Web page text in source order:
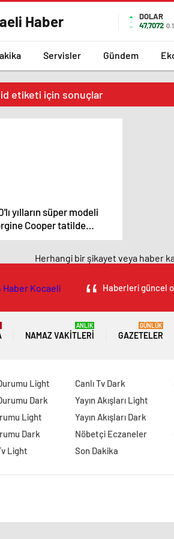
Haber
DOLAR
47,7072
Servisler Gündem
etiketi için sonuçlar
yılların süper modeli
Cooper tatilde
kaybetti – Magazin
Herhangi bir şikayet veya haber
Haberleri güncel
NAMAZ VAKITLERI
ANLIK
GAZETELER
GÜNLÜK
Light
Dark
Light
Dark
Light
Canlı Tv Dark
Yayın Akışları Light
Yayın Akışları Dark
Nöbetçi Eczaneler
Son Dakika